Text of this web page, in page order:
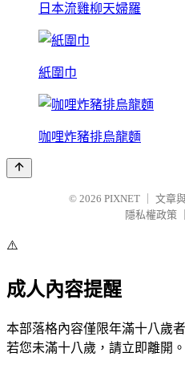
日本流雞柳天婦羅
紙圍巾
咖哩炸豬排烏龍麵
© 2026 PIXNET
文章
隱私權政策
⚠️
成人內容提醒
本部落格內容僅限年滿十八歲
若您未滿十八歲，請立即離開。